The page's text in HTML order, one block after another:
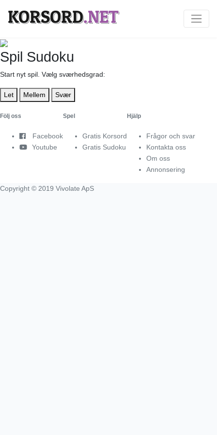
KORSORD.NET
Spil Sudoku
Start nyt spil. Vælg sværhedsgrad:
Let Mellem Svær
Följ oss
Facebook
Youtube
Spel
Gratis Korsord
Gratis Sudoku
Hjälp
Frågor och svar
Kontakta oss
Om oss
Annonsering
Copyright © 2019 Vivolate ApS